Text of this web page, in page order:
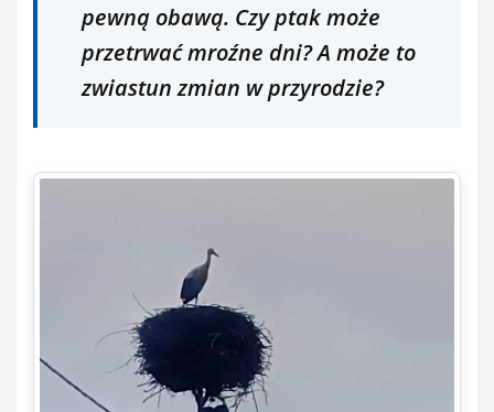
pewną obawą. Czy ptak może
przetrwać mroźne dni? A może to
zwiastun zmian w przyrodzie?